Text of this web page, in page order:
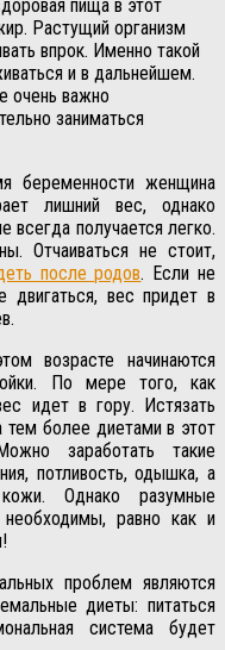
пища в этот
Растущий организм
впрок. Именно такой
и в дальнейшем.
очень важно
заниматься
беременности женщина
лишний вес, однако
всегда получается легко.
Отчаиваться не стоит,
после родов. Если не
двигаться, вес придет в
возрасте начинаются
По мере того, как
идет в гору. Истязать
тем более диетами в этот
заработать такие
потливость, одышка, а
Однако разумные
необходимы, равно как и
проблем являются
диеты: питаться
система будет